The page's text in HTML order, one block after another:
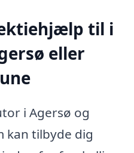
til i
eller
i Agersø og
kan tilbyde dig